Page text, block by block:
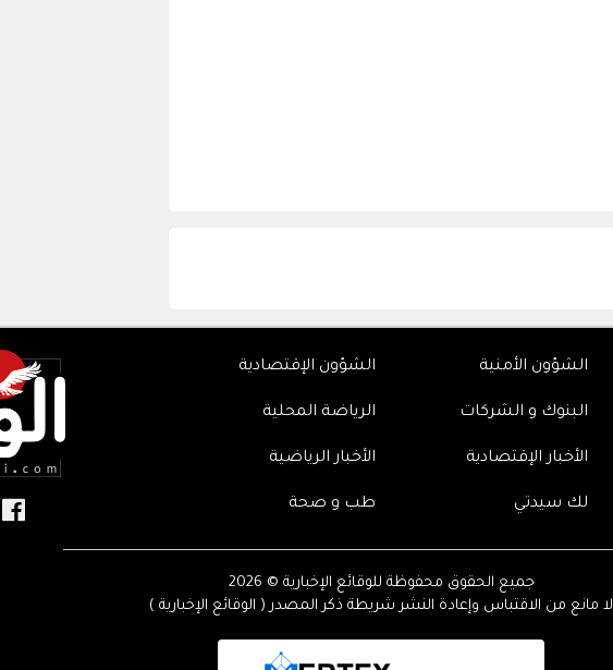
الشؤون الأمنية الشؤون الإقتصادية
البنوك و الشركات الرياضة المحلية
الأخبار الإقتصادية الأخبار الرياضية
لك سيدتي طب و صحة
جميع الحقوق محفوظة للوقائع الإخبارية © 2026
لا مانع من الاقتباس وإعادة النشر شريطة ذكر المصدر ( الوقائع الإخبارية )